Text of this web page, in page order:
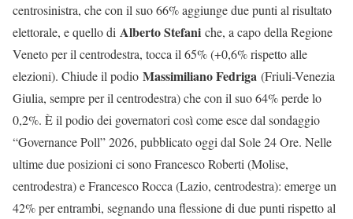
centrosinistra, che con il suo 66% aggiunge due punti al risultato
elettorale, e quello di Alberto Stefani che, a capo della Regione
Veneto per il centrodestra, tocca il 65% (+0,6% rispetto alle
elezioni). Chiude il podio Massimiliano Fedriga (Friuli-Venezia
Giulia, sempre per il centrodestra) che con il suo 64% perde lo
0,2%. È il podio dei governatori così come esce dal sondaggio
“Governance Poll” 2026, pubblicato oggi dal Sole 24 Ore. Nelle
ultime due posizioni ci sono Francesco Roberti (Molise,
centrodestra) e Francesco Rocca (Lazio, centrodestra): emerge un
42% per entrambi, segnando una flessione di due punti rispetto al